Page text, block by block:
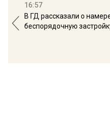
16:57
В ГД рассказали о
беспорядочную